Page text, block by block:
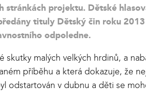
projektu. Dětské
tituly Dětský čin roku
odpoledne.
malých velkých hrdinů, a
příběhu a která dokazuje, že
odstartován v dubnu a děti se